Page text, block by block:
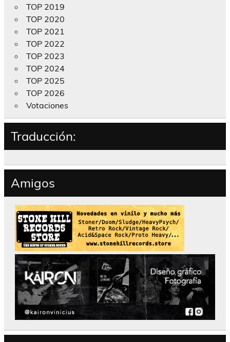
TOP 2019
TOP 2020
TOP 2021
TOP 2022
TOP 2023
TOP 2024
TOP 2025
TOP 2026
Votaciones
Traducción:
Amigos